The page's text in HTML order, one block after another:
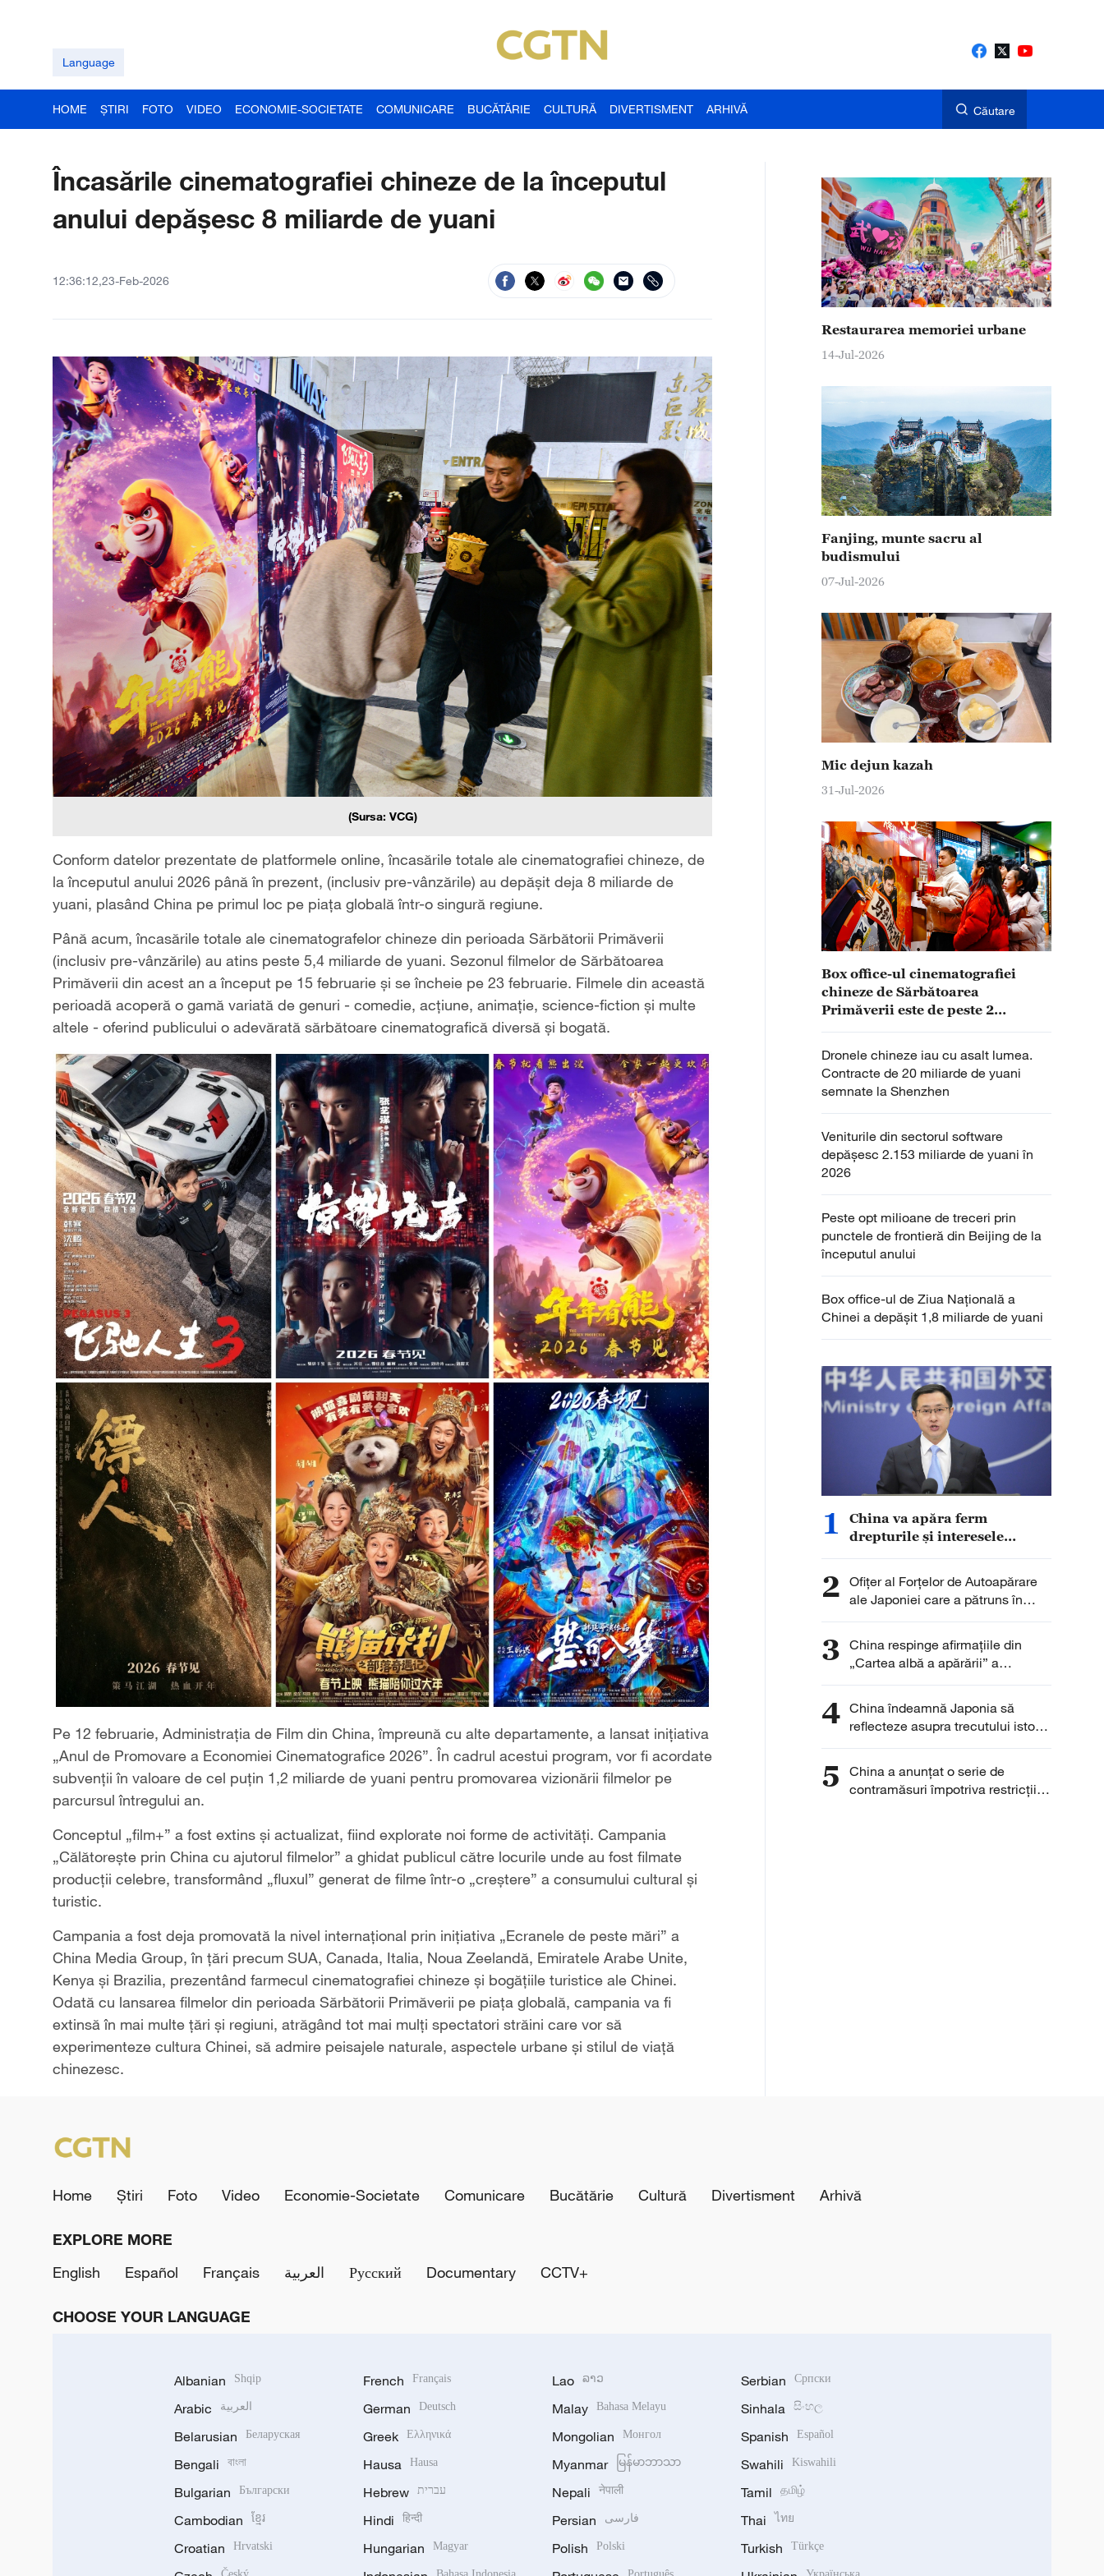
Language
HOME ȘTIRI FOTO VIDEO ECONOMIE-SOCIETATE COMUNICARE BUCĂTĂRIE CULTURĂ DIVERTISMENT ARHIVĂ Căutare
Încasările cinematografiei chineze de la începutul
anului depășesc 8 miliarde de yuani
12:36:12,23-Feb-2026
(Sursa: VCG)
Conform datelor prezentate de platformele online, încasările totale ale cinematografiei chineze, de
la începutul anului 2026 până în prezent, (inclusiv pre-vânzările) au depășit deja 8 miliarde de
yuani, plasând China pe primul loc pe piața globală într-o singură regiune.
Până acum, încasările totale ale cinematografelor chineze din perioada Sărbătorii Primăverii
(inclusiv pre-vânzările) au atins peste 5,4 miliarde de yuani. Sezonul filmelor de Sărbătoarea
Primăverii din acest an a început pe 15 februarie și se încheie pe 23 februarie. Filmele din această
perioadă acoperă o gamă variată de genuri - comedie, acțiune, animație, science-fiction și multe
altele - oferind publicului o adevărată sărbătoare cinematografică diversă și bogată.
Pe 12 februarie, Administrația de Film din China, împreună cu alte departamente, a lansat inițiativa
„Anul de Promovare a Economiei Cinematografice 2026”. În cadrul acestui program, vor fi acordate
subvenții în valoare de cel puțin 1,2 miliarde de yuani pentru promovarea vizionării filmelor pe
parcursul întregului an.
Conceptul „film+” a fost extins și actualizat, fiind explorate noi forme de activități. Campania
„Călătorește prin China cu ajutorul filmelor” a ghidat publicul către locurile unde au fost filmate
producții celebre, transformând „fluxul” generat de filme într-o „creștere” a consumului cultural și
turistic.
Campania a fost deja promovată la nivel internațional prin inițiativa „Ecranele de peste mări” a
China Media Group, în țări precum SUA, Canada, Italia, Noua Zeelandă, Emiratele Arabe Unite,
Kenya și Brazilia, prezentând farmecul cinematografiei chineze și bogățiile turistice ale Chinei.
Odată cu lansarea filmelor din perioada Sărbătorii Primăverii pe piața globală, campania va fi
extinsă în mai multe țări și regiuni, atrăgând tot mai mulți spectatori străini care vor să
experimenteze cultura Chinei, să admire peisajele naturale, aspectele urbane și stilul de viață
chinezesc.
Restaurarea memoriei urbane
14-Jul-2026
Fanjing, munte sacru al
budismului
07-Jul-2026
Mic dejun kazah
31-Jul-2026
Box office-ul cinematografiei
chineze de Sărbătoarea
Primăverii este de peste 2
Dronele chineze iau cu asalt lumea.
Contracte de 20 miliarde de yuani
semnate la Shenzhen
Veniturile din sectorul software
depășesc 2.153 miliarde de yuani în
2026
Peste opt milioane de treceri prin
punctele de frontieră din Beijing de la
începutul anului
Box office-ul de Ziua Națională a
Chinei a depășit 1,8 miliarde de yuani
1
China va apăra ferm
drepturile și interesele
2 Ofițer al Forțelor de Autoapărare
ale Japoniei care a pătruns în
Ambasada Chinei la Tokyo și-a
3 China respinge afirmațiile din
„Cartea albă a apărării” a
Japoniei
4 China îndeamnă Japonia să
reflecteze asupra trecutului istoric
și să învețe lecțiile istoriei
5
China a anunţat o serie de
contramăsuri împotriva restricţiilor
Home Știri Foto Video Economie-Societate Comunicare Bucătărie Cultură Divertisment Arhivă
EXPLORE MORE
English
Español Français العربية Русский Documentary CCTV+
CHOOSE YOUR LANGUAGE
Albanian Shqip
Arabic العربية
Belarusian Беларуская
Bengali বাংলা
Bulgarian Български
Cambodian ខ្មែរ
Croatian Hrvatski
French Français
German Deutsch
Greek Ελληνικά
Hausa Hausa
Hebrew עברית
Hindi हिन्दी
Hungarian Magyar
Lao ລາວ
Malay Bahasa Melayu
Mongolian Монгол
Myanmar မြန်မာဘာသာ
Nepali नेपाली
Persian فارسی
Polish Polski
Serbian Српски
Sinhala සිංහල
Spanish Español
Swahili Kiswahili
Tamil தமிழ்
Thai ไทย
Turkish Türkçe